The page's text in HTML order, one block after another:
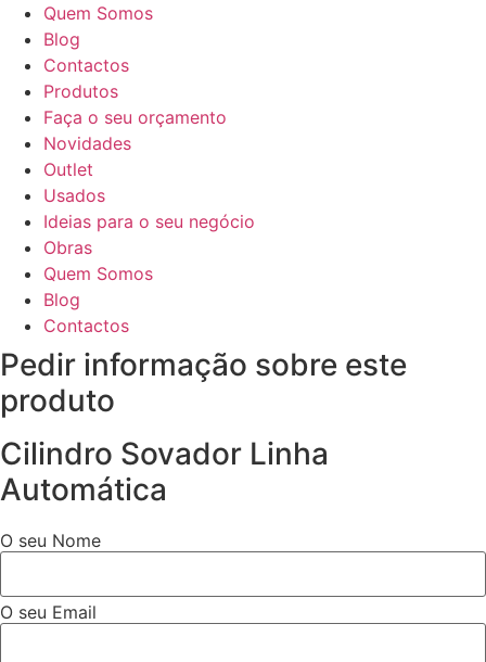
Quem Somos
Blog
Contactos
Produtos
Faça o seu orçamento
Novidades
Outlet
Usados
Ideias para o seu negócio
Obras
Quem Somos
Blog
Contactos
Pedir informação sobre este
produto
Cilindro Sovador Linha
Automática
O seu Nome
O seu Email